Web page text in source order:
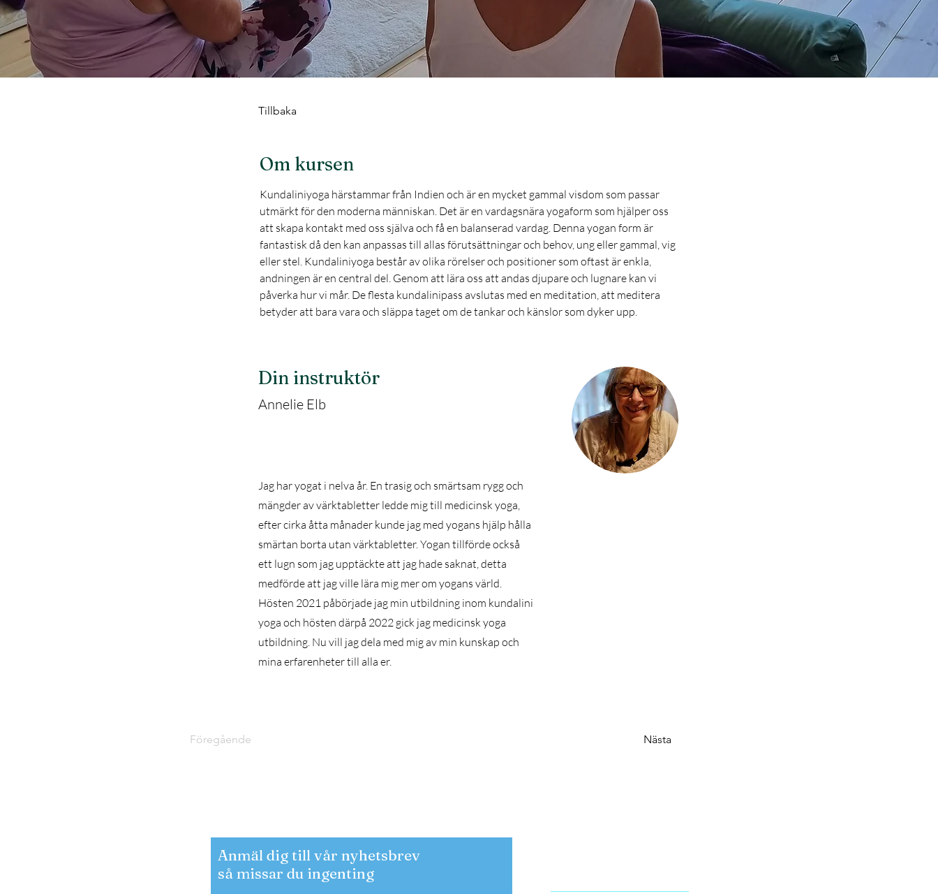
Tillbaka
Om kursen
Kundaliniyoga härstammar från Indien och är en mycket gammal visdom som passar
utmärkt för den moderna människan. Det är en vardagsnära yogaform som hjälper oss
att skapa kontakt med oss själva och få en balanserad vardag. Denna yogan form är
fantastisk då den kan anpassas till allas förutsättningar och behov, ung eller gammal, vig
eller stel. Kundaliniyoga består av olika rörelser och positioner som oftast är enkla,
andningen är en central del. Genom att lära oss att andas djupare och lugnare kan vi
påverka hur vi mår. De flesta kundalinipass avslutas med en meditation, att meditera
betyder att bara vara och släppa taget om de tankar och känslor som dyker upp.
Din instruktör
Annelie Elb
Jag har yogat i nelva år. En trasig och smärtsam rygg och
mängder av värktabletter ledde mig till medicinsk yoga,
efter cirka åtta månader kunde jag med yogans hjälp hålla
smärtan borta utan värktabletter. Yogan tillförde också
ett lugn som jag upptäckte att jag hade saknat, detta
medförde att jag ville lära mig mer om yogans värld.
Hösten 2021 påbörjade jag min utbildning inom kundalini
yoga och hösten därpå 2022 gick jag medicinsk yoga
utbildning. Nu vill jag dela med mig av min kunskap och
mina erfarenheter till alla er.
Föregående Nästa
Anmäl dig till vår nyhetsbrev
så missar du ingenting